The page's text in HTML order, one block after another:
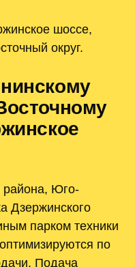
шоссе,
округ.
района, Юго-
Дзержинского
парком техники
по
Подача